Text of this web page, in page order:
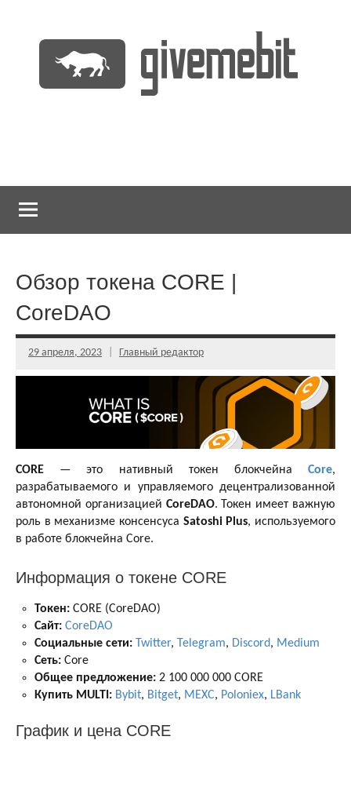
содержимому
Обзор токена CORE |
CoreDAO
29 апреля, 2023 Главный редактор
CORE — это нативный токен блокчейна Core,
разрабатываемого и управляемого децентрализованной
автономной организацией CoreDAO. Токен имеет важную
роль в механизме консенсуса Satoshi Plus, используемого
в работе блокчейна Core.
Информация о токене CORE
Токен: CORE (CoreDAO)
Сайт: CoreDAO
Социальные сети:
Twitter, Telegram, Discord, Medium
Сеть: Core
Общее предложение: 2 100 000 000 CORE
Купить MULTI: Bybit, Bitget, MEXC, Poloniex, LBank
График и цена CORE